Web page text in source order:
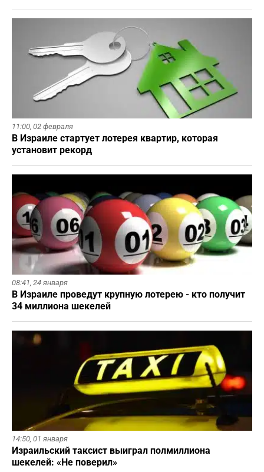
11:00, 02 февраля
В Израиле стартует лотерея квартир, которая
установит рекорд
08:41, 24 января
В Израиле проведут крупную лотерею - кто получит
34 миллиона шекелей
14:50, 01 января
Израильский таксист выиграл полмиллиона
шекелей: «Не поверил»